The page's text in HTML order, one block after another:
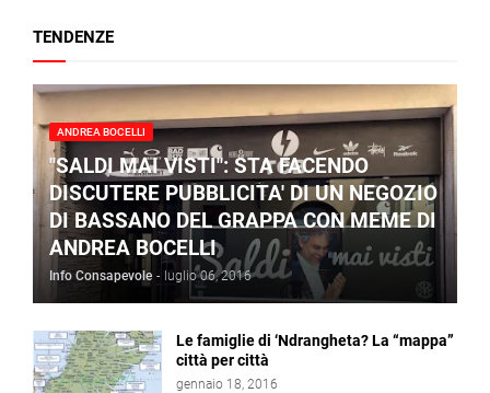
TENDENZE
ANDREA BOCELLI
"SALDI MAI VISTI": STA FACENDO
DISCUTERE PUBBLICITA' DI UN NEGOZIO
DI BASSANO DEL GRAPPA CON MEME DI
ANDREA BOCELLI
Info Consapevole - luglio 06, 2016
Le famiglie di ‘Ndrangheta? La “mappa”
città per città
gennaio 18, 2016